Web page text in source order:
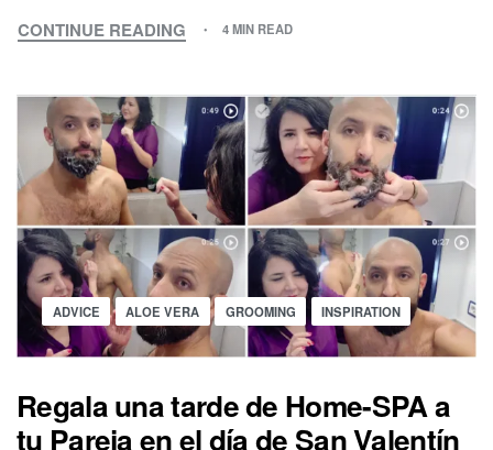
CONTINUE READING
¿QUIERES
CÓMO
SERÁ
EL
FUTURO
DE
LAS
BARBERÍAS?
4 MIN READ
Posted
in
ADVICE ALOE VERA GROOMING INSPIRATION
Regala una tarde de Home-SPA a
tu Pareja en el día de San Valentín